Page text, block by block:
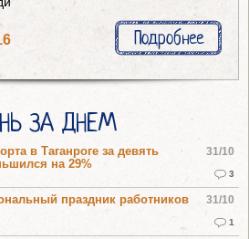
Подробнее
ЗА ДНЕМ
31/10
3
в Таганроге за девять
на 29%
31/10
1
праздник работников